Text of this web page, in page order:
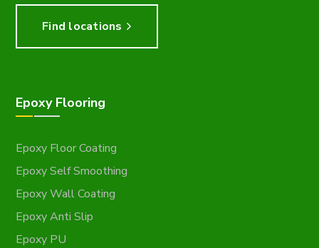
Find locations
Epoxy Flooring
Epoxy Floor Coating
Epoxy Self Smoothing
Epoxy Wall Coating
Epoxy Anti Slip
Epoxy PU